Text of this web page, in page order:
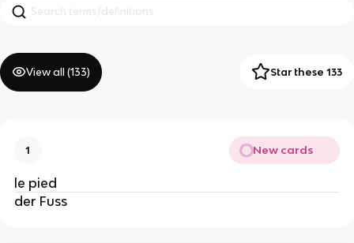
View all (133) Star these 133
1 New cards
le pied
der Fuss